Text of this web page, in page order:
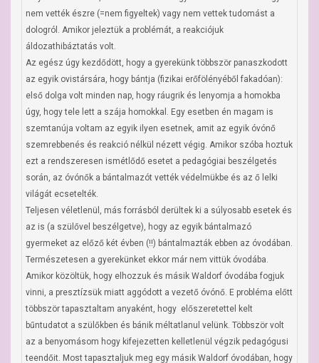
nem vették észre (=nem figyeltek) vagy nem vettek tudomást a
dologról. Amikor jeleztük a problémát, a reakciójuk
áldozathibáztatás volt.
Az egész úgy kezdődött, hogy a gyerekünk többször panaszkodott
az egyik ovistársára, hogy bántja (fizikai erőfölényéből fakadóan):
első dolga volt minden nap, hogy ráugrik és lenyomja a homokba
úgy, hogy tele lett a szája homokkal. Egy esetben én magam is
szemtanúja voltam az egyik ilyen esetnek, amit az egyik óvónő
szemrebbenés és reakció nélkül nézett végig. Amikor szóba hoztuk
ezt a rendszeresen ismétlődő esetet a pedagógiai beszélgetés
során, az óvónők a bántalmazót vették védelmükbe és az ő lelki
világát ecsetelték.
Teljesen véletlenül, más forrásból derültek ki a súlyosabb esetek és
az is (a szülővel beszélgetve), hogy az egyik bántalmazó
gyermeket az előző két évben (!!) bántalmazták ebben az óvodában.
Természetesen a gyerekünket ekkor már nem vittük óvodába.
Amikor közöltük, hogy elhozzuk és másik Waldorf óvodába fogjuk
vinni, a presztízsük miatt aggódott a vezető óvónő. E probléma előtt
többször tapasztaltam anyaként, hogy  előszeretettel kelt
bűntudatot a szülőkben és bánik méltatlanul velünk. Többször volt
az a benyomásom hogy kifejezetten kelletlenül végzik pedagógusi
teendőit. Most tapasztaljuk meg egy másik Waldorf óvodában, hogy